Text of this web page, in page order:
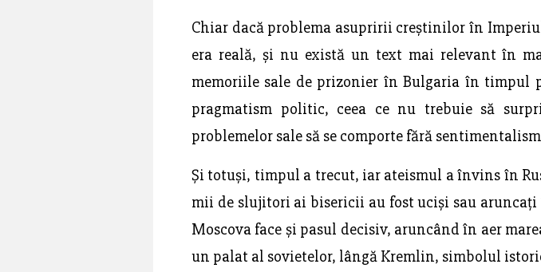
Chiar dacă problema asupririi creștinilor în
era reală, și nu există un text mai relevant în
memoriile sale de prizonier în Bulgaria în timpul
pragmatism politic, ceea ce nu trebuie să
problemelor sale să se comporte fără
Și totuși, timpul a trecut, iar ateismul a învins în
mii de slujitori ai bisericii au fost uciși sau
Moscova face și pasul decisiv, aruncând în aer
un palat al sovietelor, lângă Kremlin, simbolul